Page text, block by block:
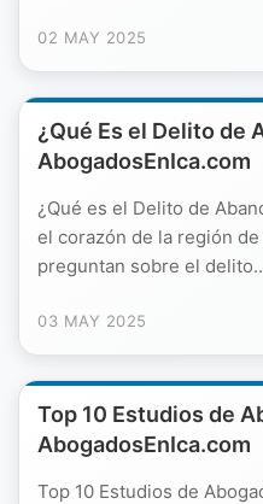
02 MAY 2025
¿Qué Es el Delito de
AbogadosEnIca.com
¿Qué es el Delito de
el corazón de la región
preguntan sobre el
03 MAY 2025
Top 10 Estudios de
AbogadosEnIca.com
Top 10 Estudios de